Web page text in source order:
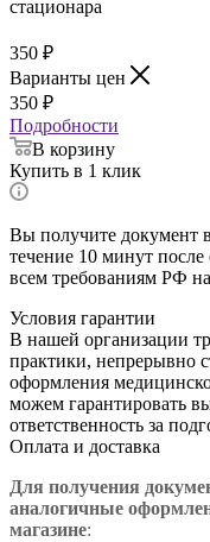
350 ₽
Варианты цен
350 ₽
Подробности
В корзину
Купить в 1 клик
Вы получите документ
течение 10 минут после
всем требованиям РФ на
Условия гарантии
В нашей организации
практики, непрерывно
оформления
можем гарантировать
ответственность за
Оплата и доставка
Для получения
аналогичные
магазине: